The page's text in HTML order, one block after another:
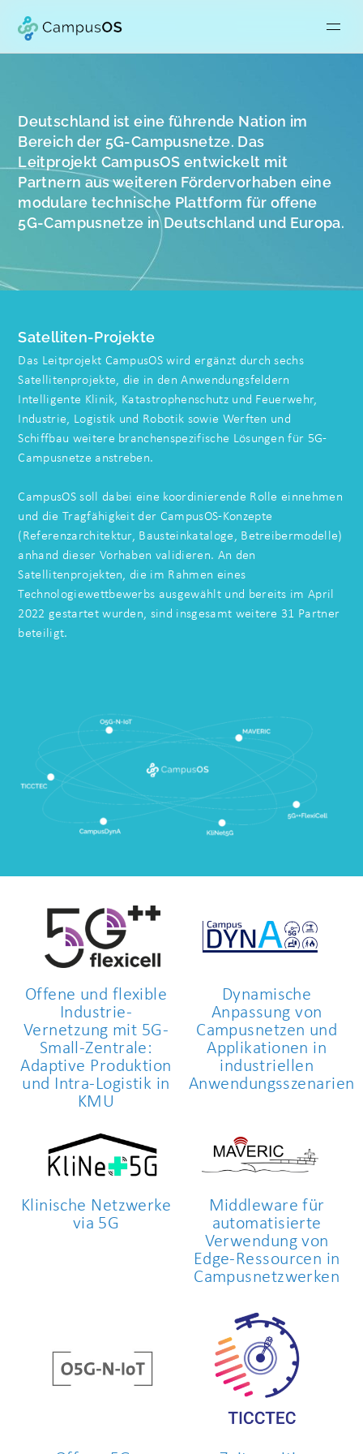
Deutschland ist eine führende Nation im
Bereich der 5G-Campusnetze. Das
Leitprojekt CampusOS entwickelt mit
Partnern aus weiteren Fördervorhaben eine
modulare technische Plattform für offene
5G-Campusnetze in Deutschland und Europa.
Satelliten-Projekte
Das Leitprojekt CampusOS wird ergänzt durch sechs
Satellitenprojekte, die in den Anwendungsfeldern
Intelligente Klinik, Katastrophenschutz und Feuerwehr,
Industrie, Logistik und Robotik sowie Werften und
Schiffbau weitere branchenspezifische Lösungen für 5G-
Campusnetze anstreben.
CampusOS soll dabei eine koordinierende Rolle einnehmen
und die Tragfähigkeit der CampusOS-Konzepte
(Referenzarchitektur, Bausteinkataloge, Betreibermodelle)
anhand dieser Vorhaben validieren. An den
Satellitenprojekten, die im Rahmen eines
Technologiewettbewerbs ausgewählt und bereits im April
2022 gestartet wurden, sind insgesamt weitere 31 Partner
beteiligt.
Offene und flexible
Industrie-
Vernetzung mit 5G-
Small-Zentrale:
Adaptive Produktion
und Intra-Logistik in
KMU
Dynamische
Anpassung von
Campusnetzen und
Applikationen in
industriellen
Anwendungsszenarien
Klinische Netzwerke
via 5G
Middleware für
automatisierte
Verwendung von
Edge-Ressourcen in
Campusnetzwerken